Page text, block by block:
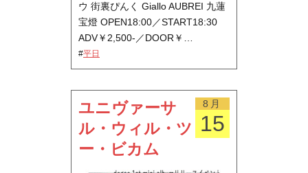
ウ 街裏ぴんく Giallo AUBREI 九蓮
宝燈 OPEN18:00／START18:30
ADV￥2,500-／DOOR￥…
#平日
8月
15
ユニヴァーサ
ル・ウィル・ツ
ー・ビカム